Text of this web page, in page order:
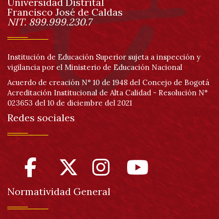
página
Información
Francisco José de Caldas
NIT. 899.999.230.7
Institución de Educación Superior sujeta a inspección y
vigilancia por el Ministerio de Educación Nacional
Acuerdo de creación N° 10 de 1948 del Concejo de Bogotá
Acreditación Institucional de Alta Calidad - Resolución N°
023653 del 10 de diciembre del 2021
Redes sociales
Normatividad General